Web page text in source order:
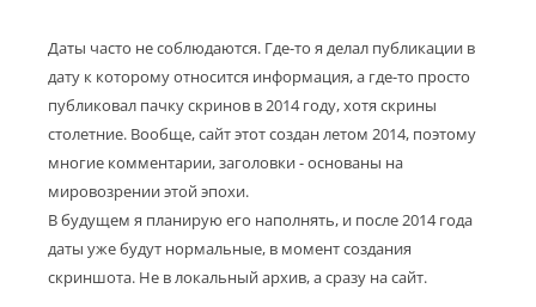
Даты часто не соблюдаются. Где-то я делал публикации в
дату к которому относится информация, а где-то просто
публиковал пачку скринов в 2014 году, хотя скрины
столетние. Вообще, сайт этот создан летом 2014, поэтому
многие комментарии, заголовки - основаны на
мировозрении этой эпохи.
В будущем я планирую его наполнять, и после 2014 года
даты уже будут нормальные, в момент создания
скриншота. Не в локальный архив, а сразу на сайт.